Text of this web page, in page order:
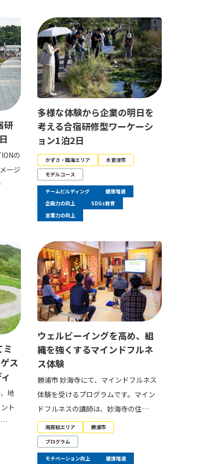
研
の
ージ
多様な体験から企業の明日を
考える合宿研修型ワーケーシ
ョン1泊2日
かずさ・臨海エリア
木更津市
モデルコース
チームビルディング
健康増進
企画力の向上
SDGs教育
営業力の向上
ス
地
ト
…
ウェルビーイングを高め、組
織を強くするマインドフルネ
ス体験
勝浦市 妙海寺にて、マインドフルネス
体験を受けるプログラムです。マイン
ドフルネスの講師は、妙海寺の住…
南房総エリア
勝浦市
プログラム
モチベーション向上 健康増進